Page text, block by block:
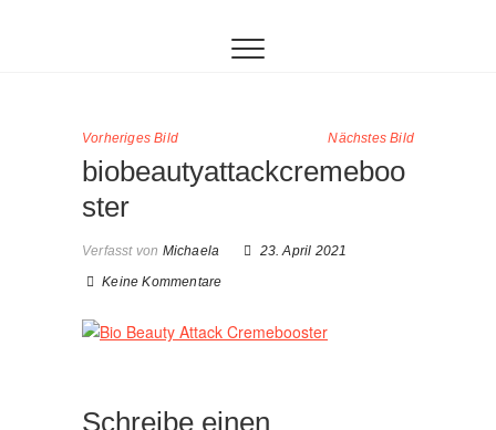
Vorheriges Bild Nächstes Bild
biobeautyattackcremeboo
ster
Verfasst von Michaela
23. April 2021
Keine Kommentare
Schreibe einen